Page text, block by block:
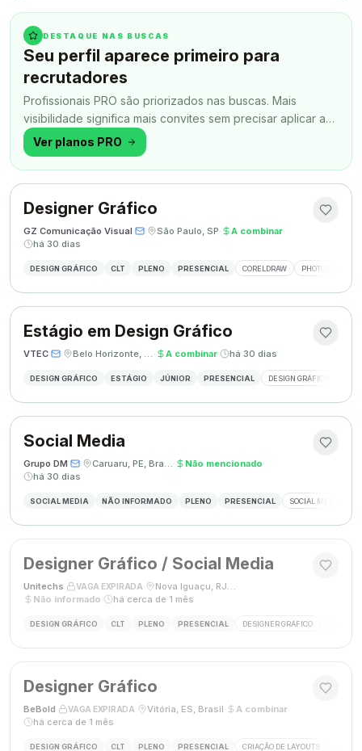
DESTAQUE NAS BUSCAS
Seu perfil aparece primeiro para
recrutadores
Profissionais PRO são priorizados nas buscas. Mais
visibilidade significa mais convites sem precisar aplicar a
todo momento.
Ver planos PRO
Designer Gráfico
GZ Comunicação Visual· · São Paulo, SP· A combinar·
há 30 dias
DESIGN GRÁFICO CLT PLENO PRESENCIAL CORELDRAW PHOTOSHOP
Estágio em Design Gráfico
VTEC· · Belo Horizonte, MG · A combinar· há 30 dias
DESIGN GRÁFICO ESTÁGIO JÚNIOR PRESENCIAL DESIGN GRÁFICO
Social Media
Grupo DM· · Caruaru, PE, Brasil· Não mencionado·
há 30 dias
SOCIAL MEDIA NÃO INFORMADO PLENO PRESENCIAL SOCIAL MEDIA
Designer Gráfico / Social Media
Unitechs VAGA EXPIRADA Nova Iguaçu, RJ, Brasil
Não informado
há cerca de 1 mês
DESIGN GRÁFICO CLT PLENO PRESENCIAL DESIGNER GRÁFICO
Designer Gráfico
BeBold VAGA EXPIRADA Vitória, ES, Brasil A combinar·
há cerca de 1 mês
DESIGN GRÁFICO CLT PLENO PRESENCIAL CRIAÇÃO DE LAYOUTS